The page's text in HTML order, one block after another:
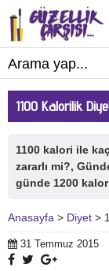
1100 Kalorilik
1100 kalori ile
zararlı mi?,
günde 1200
Anasayfa > Diyet >
31 Temmuz 2015